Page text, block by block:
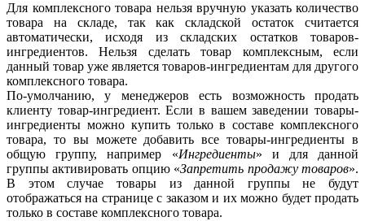
Для комплексного товара нельзя вручную указать количество
товара на складе, так как складской остаток считается
автоматически, исходя из складских остатков товаров-
ингредиентов. Нельзя сделать товар комплексным, если
данный товар уже является товаров-ингредиентам для другого
комплексного товара.
По-умолчанию, у менеджеров есть возможность продать
клиенту товар-ингредиент. Если в вашем заведении товары-
ингредиенты можно купить только в составе комплексного
товара, то вы можете добавить все товары-ингредиенты в
общую группу, например «Ингредиенты» и для данной
группы активировать опцию «Запретить продажу товаров».
В этом случае товары из данной группы не будут
отображаться на странице с заказом и их можно будет продать
только в составе комплексного товара.